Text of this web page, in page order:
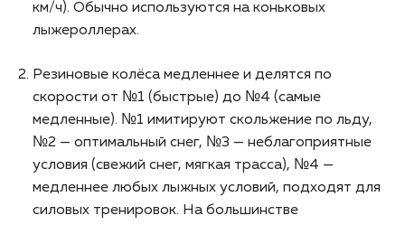
км/ч). Обычно используются на коньковых
лыжероллерах.
Резиновые колёса медленнее и делятся по
скорости от №1 (быстрые) до №4 (самые
медленные). №1 имитируют скольжение по льду,
№2 — оптимальный снег, №3 — неблагоприятные
условия (свежий снег, мягкая трасса), №4 —
медленнее любых лыжных условий, подходят для
силовых тренировок. На большинстве